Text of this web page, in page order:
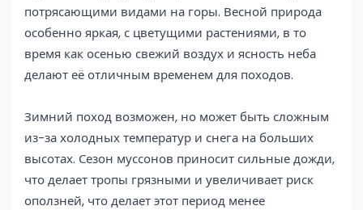
потрясающими видами на горы. Весной природа
особенно яркая, с цветущими растениями, в то
время как осенью свежий воздух и ясность неба
делают её отличным временем для походов.
Зимний поход возможен, но может быть сложным
из-за холодных температур и снега на больших
высотах. Сезон муссонов приносит сильные дожди,
что делает тропы грязными и увеличивает риск
оползней, что делает этот период менее